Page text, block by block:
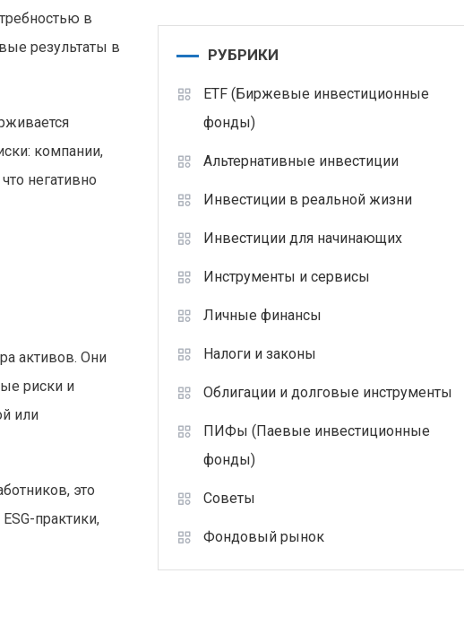
в
результаты в
компании,
негативно
активов. Они
риски и
или
это
практики,
РУБРИКИ
ETF (Биржевые инвестиционные
фонды)
Альтернативные инвестиции
Инвестиции в реальной жизни
Инвестиции для начинающих
Инструменты и сервисы
Личные финансы
Налоги и законы
Облигации и долговые инструменты
ПИФы (Паевые инвестиционные
фонды)
Советы
Фондовый рынок